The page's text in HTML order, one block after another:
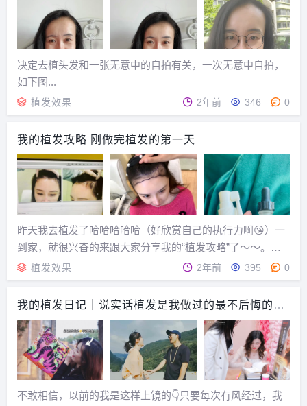
决定去植头发和一张无意中的自拍有关，一次无意中自拍，
如下图...
植发效果 2年前 346 0
我的植发攻略 刚做完植发的第一天
昨天我去植发了哈哈哈哈哈（好欣赏自己的执行力啊😘）一
到家，就很兴奋的来跟大家分享我的“植发攻略”了～～。大
脑门上有头发的感觉真好啊哈哈哈哈。我其实没什么脱发困
扰（...
植发效果 2年前 395 0
我的植发日记｜说实话植发是我做过的最不后悔的决
定
不敢相信，以前的我是这样上镜的👇只要每次有风经过，我